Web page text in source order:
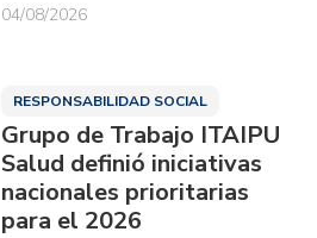
04/08/2026
RESPONSABILIDAD SOCIAL
Grupo de Trabajo ITAIPU
Salud definió iniciativas
nacionales prioritarias
para el 2026